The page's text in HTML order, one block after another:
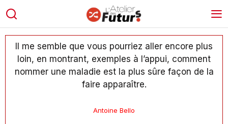
Il me semble que vous pourriez aller encore plus
loin, en montrant, exemples à l’appui, comment
nommer une maladie est la plus sûre façon de la
faire apparaître.
Antoine Bello